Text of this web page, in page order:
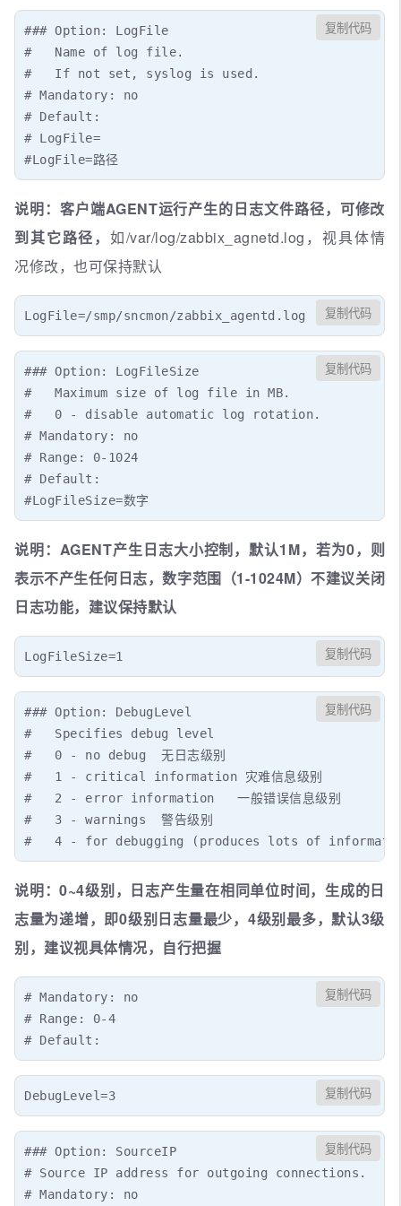
### Option: LogFile
#   Name of log file.
#   If not set, syslog is used.
# Mandatory: no
# Default:
# LogFile=
#LogFile=路径
复制代码
说明：客户端AGENT运行产生的日志文件路径，可修改
到其它路径， 如/var/log/zabbix_agnetd.log，视具体情
况修改，也可保持默认
LogFile=/smp/sncmon/zabbix_agentd.log 复制代码
### Option: LogFileSize
#   Maximum size of log file in MB.
#   0 - disable automatic log rotation.
# Mandatory: no
# Range: 0-1024
# Default:
#LogFileSize=数字
复制代码
说明：AGENT产生日志大小控制，默认1M，若为0，则
表示不产生任何日志，数字范围（1-1024M）不建议关闭
日志功能，建议保持默认
LogFileSize=1 复制代码
### Option: DebugLevel
#   Specifies debug level
#   0 - no debug  无日志级别
#   1 - critical information 灾难信息级别
#   2 - error information   一般错误信息级别
#   3 - warnings  警告级别
#   4 - for debugging (produces lots of
复制代码
说明：0~4级别，日志产生量在相同单位时间，生成的日
志量为递增，即0级别日志量最少，4级别最多，默认3级
别，建议视具体情况，自行把握
# Mandatory: no
# Range: 0-4
# Default:
复制代码
DebugLevel=3 复制代码
### Option: SourceIP
# Source IP address for outgoing connections.
# Mandatory: no
复制代码